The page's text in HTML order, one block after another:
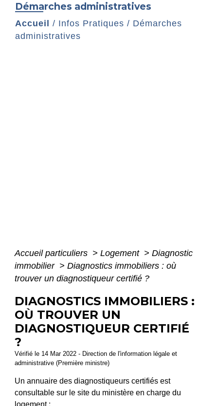
Démarches administratives
Accueil / Infos Pratiques / Démarches
administratives
Accueil particuliers > Logement > Diagnostic
immobilier > Diagnostics immobiliers : où
trouver un diagnostiqueur certifié ?
DIAGNOSTICS IMMOBILIERS :
OÙ TROUVER UN
DIAGNOSTIQUEUR CERTIFIÉ
?
Vérifié le 14 Mar 2022 - Direction de l'information légale et
administrative (Première ministre)
Un annuaire des diagnostiqueurs certifiés est
consultable sur le site du ministère en charge du
logement :